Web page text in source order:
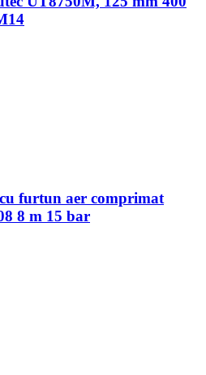
furtun aer comprimat
8 m 15 bar